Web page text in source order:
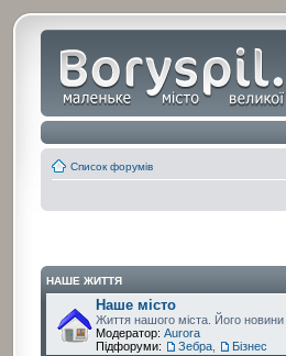
Список форумів
НАШЕ ЖИТТЯ
Наше місто
Життя нашого міста. Його новини
Модератор: Aurora
Підфоруми:
Зебра, Бізнес